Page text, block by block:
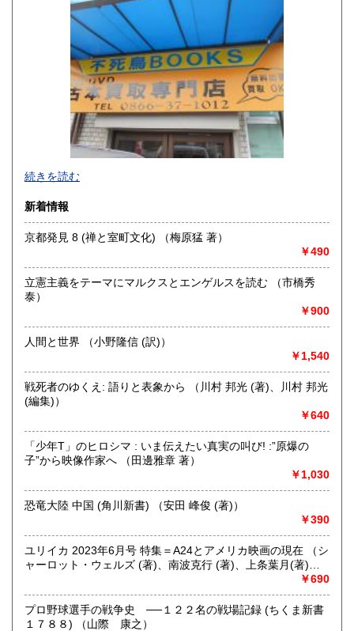
300円
300円 徳島県
300円 愛媛県
300円 福岡県
300円 長崎県
熊本県
宮崎県
沖縄県 300円
不死鳥BOOKSでは、書籍だけでなくCD、DVD、レコード、
ゲーム、おもちゃ、骨董品まであらゆるものの買い取りがで
にお問い合わせください。出張費は、無料です。
沿線名：伯備線・桃太郎線(吉備線)
営業時間：9時から17時
定休日：年中無休
不死鳥BOOKSでは、書籍だけでなくCD、DVD、レコード、
ゲーム、おもちゃ、骨董品まであらゆるものの買い取りがで
にお問い合わせください。出張費は、無料です。
哲学宗教、歴史、社会科学、自然科学、美術工芸、趣味、外
国書、サブカルチャー、古書一般（その他）
オールジャンル
続きを読む
新着情報
京都発見 8 (禅と室町文化) （梅原猛 著）
￥490
立憲主義をテーマにマルクスとエンゲルスを読む （市橋秀
泰）
￥900
人間と世界 （小野隆信 (訳)）
￥1,540
戦死者のゆくえ: 語りと表象から （川村 邦光 (著)、川村 邦光
(編集)）
￥640
「少年T」のヒロシマ : いま伝えたい真実の叫び! :”原爆の
子”から映像作家へ （田邊雅章 著）
￥1,030
恐竜大陸 中国 (角川新書) （安田 峰俊 (著)）
￥390
ユリイカ 2023年6月号 特集＝A24とアメリカ映画の現在 （シ
ャーロット・ウェルズ (著)、南波克行 (著)、上条葉月(著)、
￥690
プロ野球選手の戦争史 ──１２２名の戦場記録 (ちくま新書
１７８８) （山際 康之）